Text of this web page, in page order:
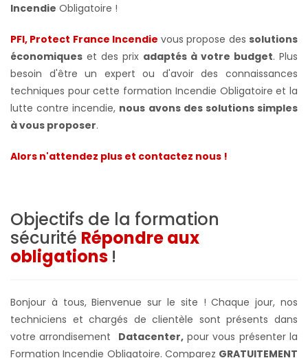
Incendie Obligatoire !
PFI, Protect France Incendie vous propose dessolutions
économiques et des prix adaptés à votre budget. Plus
besoin d'être un expert ou d'avoir des connaissances
techniques pour cette formation Incendie Obligatoire et la
lutte contre incendie, nous avons des solutions simples
à vous proposer.
Alors n'attendez plus et contactez nous !
Objectifs de la formation
sécurité Répondre aux
obligations !
Bonjour à tous, Bienvenue sur le site ! Chaque jour, nos
techniciens et chargés de clientèle sont présents dans
votre arrondisement Datacenter,pour vous présenter la
Formation Incendie Obligatoire. Comparez GRATUITEMENT